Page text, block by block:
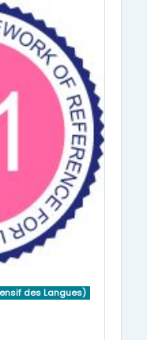
des Langues)